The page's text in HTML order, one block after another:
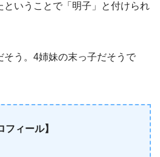
ということで「明子」と付けられ
そう。4姉妹の末っ子だそうで
フィール】